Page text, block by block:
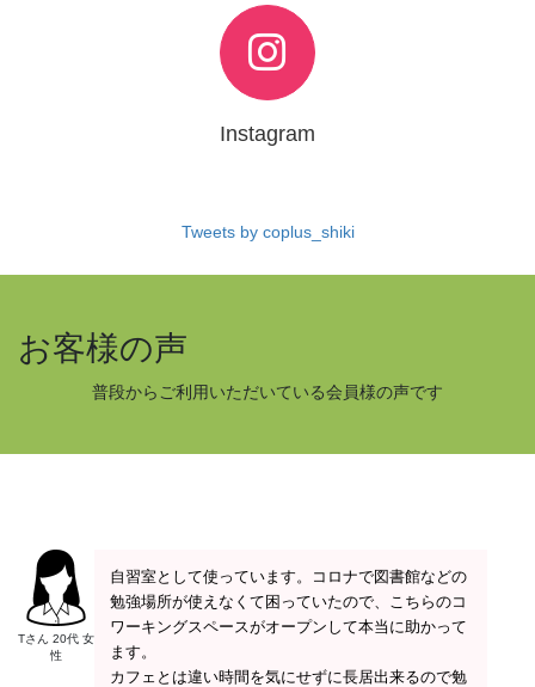
Instagram
Tweets by coplus_shiki
お客様の声
普段からご利用いただいている会員様の声です
Tさん 20代 女
性
自習室として使っています。コロナで図書館などの
勉強場所が使えなくて困っていたので、こちらのコ
ワーキングスペースがオープンして本当に助かって
ます。
カフェとは違い時間を気にせずに長居出来るので勉